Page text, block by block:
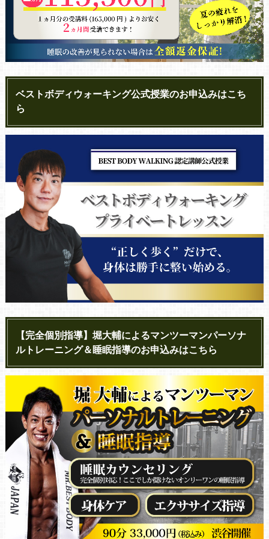
ベストボディウォーキング公式授業のお申込みはこち
ら
【完全個別指導】堀大輔によるマンツーマンパーソナ
ルトレーニング＆睡眠指導のお申込みはこちら